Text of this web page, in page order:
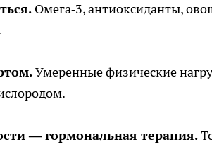
Омега‑3, антиоксиданты,
Умеренные физические
— гормональная терапия.